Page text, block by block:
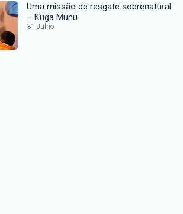
Uma missão de resgate sobrenatural
– Kuga Munu
31 Julho